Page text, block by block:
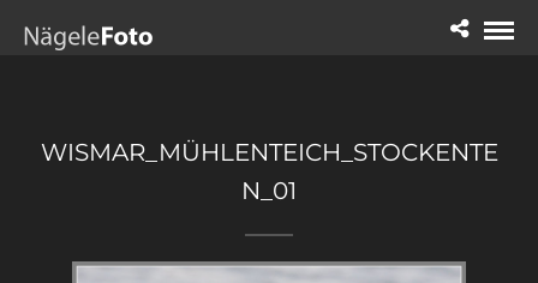
WISMAR_MÜHLENTEICH_STOCKENTE
N_01